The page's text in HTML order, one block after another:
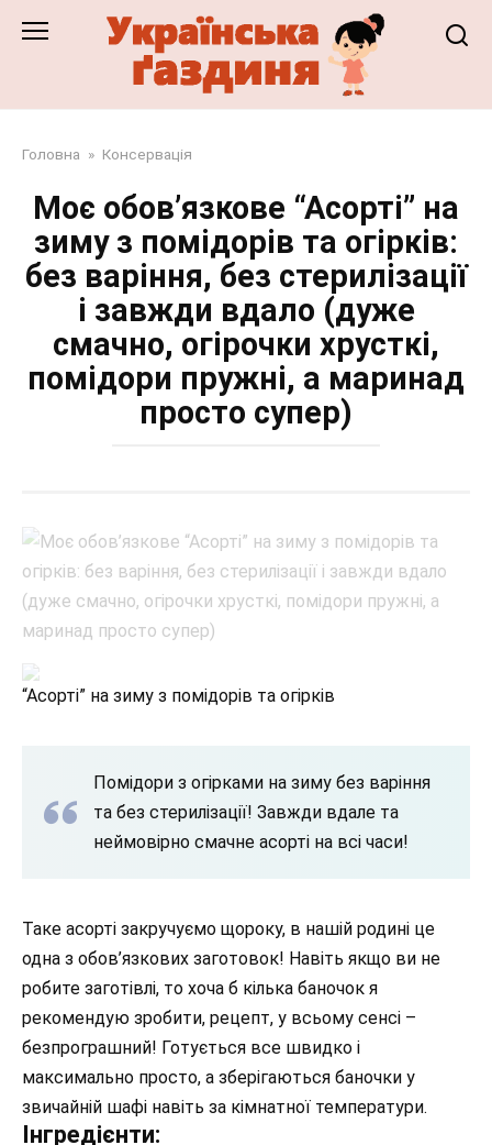
Головна » Консервація
Моє обов’язкове “Асорті” на
зиму з помідорів та огірків:
без варіння, без стерилізації
і завжди вдало (дуже
смачно, огірочки хрусткі,
помідори пружні, а маринад
просто супер)
“Асорті” на зиму з помідорів та огірків
Помідори з огірками на зиму без варіння
та без стерилізації! Завжди вдале та
неймовірно смачне асорті на всі часи!
Таке асорті закручуємо щороку, в нашій родині це
одна з обов’язкових заготовок! Навіть якщо ви не
робите заготівлі, то хоча б кілька баночок я
рекомендую зробити, рецепт, у всьому сенсі –
безпрограшний! Готується все швидко і
максимально просто, а зберігаються баночки у
звичайній шафі навіть за кімнатної температури.
Інгредієнти: